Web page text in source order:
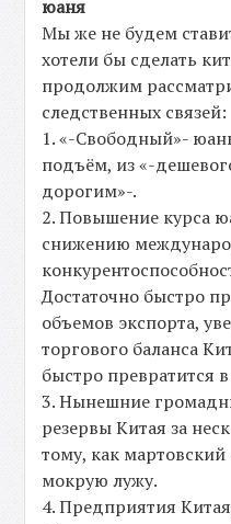
юаня
Мы же не будем
хотели бы сделать
продолжим
следственных связей:
1. «-Свободный»-
подъём, из «-
дорогим»-.
2. Повышение курса
снижению
Достаточно быстро
объемов экспорта,
торгового баланса
быстро превратится
3. Нынешние
резервы Китая за
тому, как
мокрую лужу.
4. Предприятия